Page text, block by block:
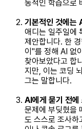
동적인 학습으로
기본적인 것에는
애디는 일주일에
제안합니다. 한
이"를 정해 AI 없
찾아보았다고 합
지만, 이는 코딩
그는 말합니다.
AI에게 묻기 전에
문제에 부딪혔을
도 스스로 조사하